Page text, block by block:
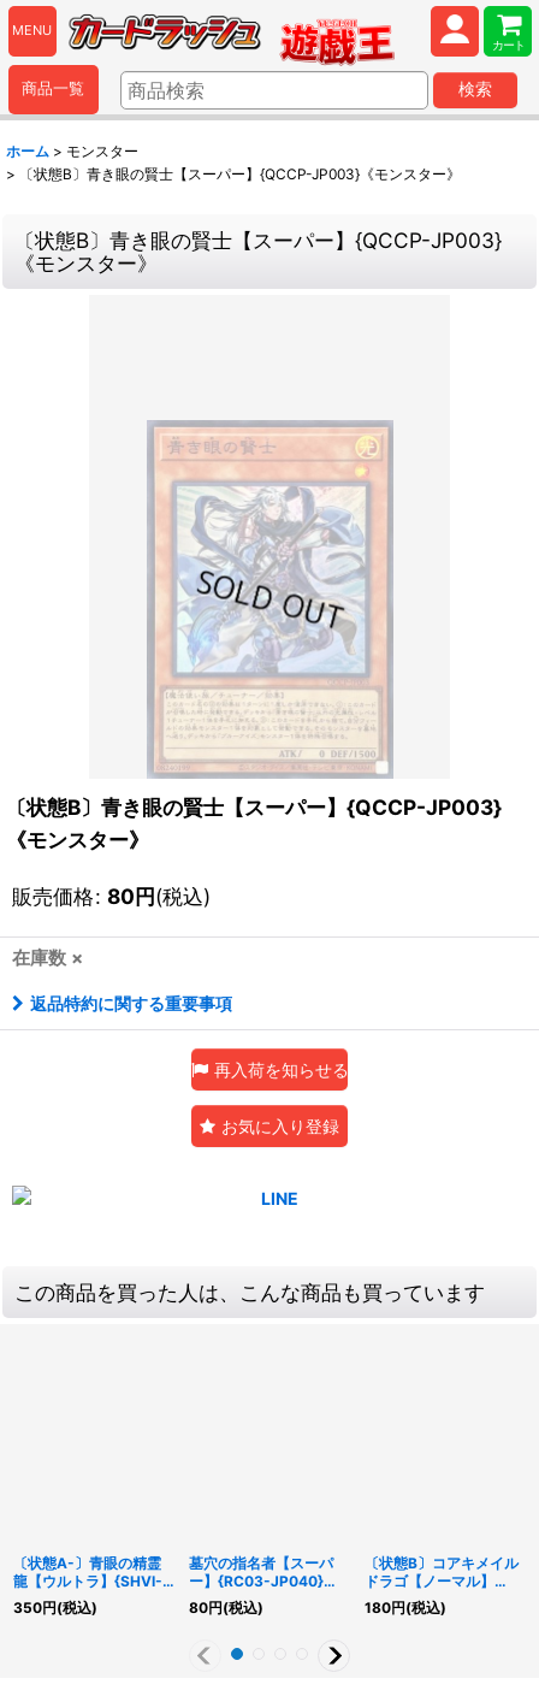
MENU
カート
商品一覧 検索
ホーム > モンスター
>
〔状態B〕青き眼の賢士【スーパー】{QCCP-JP003}《モンスター》
〔状態B〕青き眼の賢士【スーパー】{QCCP-JP003}
《モンスター》
〔状態B〕青き眼の賢士【スーパー】{QCCP-JP003}
《モンスター》
販売価格: 80円(税込)
在庫数 ×
返品特約に関する重要事項
再入荷を知らせる
お気に入り登録
この商品を買った人は、こんな商品も買っています
〔状態A-〕青眼の精霊
龍【ウルトラ】{SHVI-
JP052}《シンクロ》
350円(税込)
墓穴の指名者【スーパ
ー】{RC03-JP040}
《魔法》
80円(税込)
〔状態B〕コアキメイル
ドラゴ【ノーマル】
{RGBT-JP024}《モン
スター》
180円(税込)